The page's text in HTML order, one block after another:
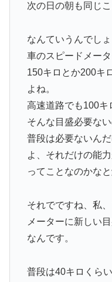
次の日の朝も同じこ
なんていうんでしょ
車のスピードメー
150キロとか200キ
よね。
高速道路でも100キ
そんな目盛必要ない
普段は必要ないん
よ、それだけの能
ってことなのかな
それでですね、私
メーターに新しい
なんです。
普段は40キロくら